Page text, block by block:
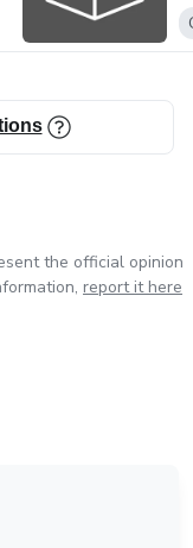
the official opinion
report it here